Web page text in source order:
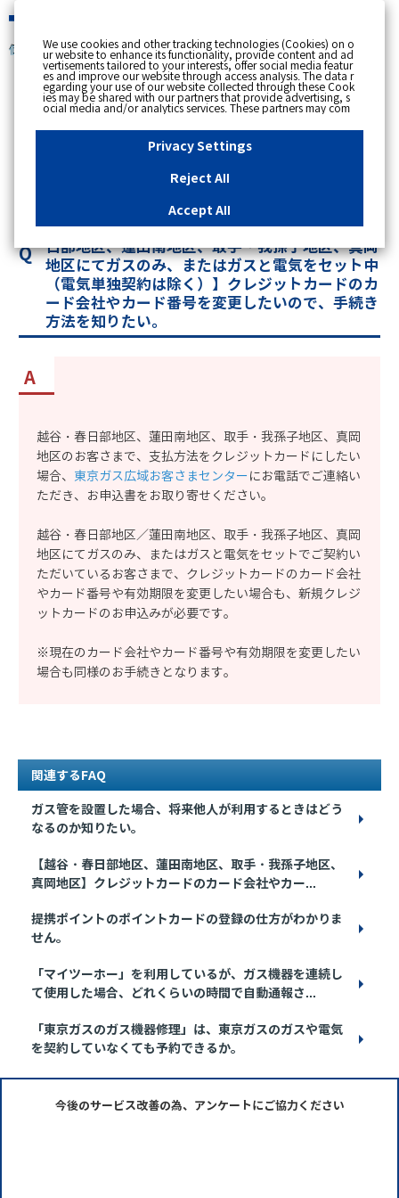
個人のお客さま
[ トップへ戻る ]
カテゴリー表示
更新日時 : 2026/06/29 14:31
【越谷・春日部地区、蓮田南地区、取手・我孫子
地区、真岡地区】支払方法をクレジットカードに
したいので、手続き方法を知りたい。【越谷・春
日部地区、蓮田南地区、取手・我孫子地区、真岡
地区にてガスのみ、またはガスと電気をセット中
（電気単独契約は除く）】クレジットカードのカ
ード会社やカード番号を変更したいので、手続き
方法を知りたい。
越谷・春日部地区、蓮田南地区、取手・我孫子地区、真岡
地区のお客さまで、支払方法をクレジットカードにしたい
場合、 東京ガス広域お客さまセンター にお電話でご連絡い
ただき、お申込書をお取り寄せください。
越谷・春日部地区／蓮田南地区、取手・我孫子地区、真岡
地区にてガスのみ、またはガスと電気をセットでご契約い
ただいているお客さまで、クレジットカードのカード会社
やカード番号や有効期限を変更したい場合も、新規クレジ
ットカードのお申込みが必要です。
※現在のカード会社やカード番号や有効期限を変更したい
場合も同様のお手続きとなります。
関連するFAQ
ガス管を設置した場合、将来他人が利用するときはどう
なるのか知りたい。
【越谷・春日部地区、蓮田南地区、取手・我孫子地区、
真岡地区】クレジットカードのカード会社やカー...
提携ポイントのポイントカードの登録の仕方がわかりま
せん。
「マイツーホー」を利用しているが、ガス機器を連続し
て使用した場合、どれくらいの時間で自動通報さ...
「東京ガスのガス機器修理」は、東京ガスのガスや電気
を契約していなくても予約できるか。
今後のサービス改善の為、アンケートにご協力ください
We use cookies and other tracking technologies (Cookies) on o
ur website to enhance its functionality, provide content and ad
vertisements tailored to your interests, offer social media featur
es and improve our website through access analysis. The data r
egarding your use of our website collected through these Cook
ies may be shared with our partners that provide advertising, s
ocial media and/or analytics services. These partners may com
bine the data shared by us with other data that you have provi
ded to them or that they have collected from your use of their s
ervices or other websites to analyse and optimise advertisemen
ts delivered to you by businesses other than us on the internet.
essary Cookies, please click "Reject All". If you agree to the use
of all Cookies, please click "Accept All". To select your preferen
u can change your consent or rejection settings at any time by c
"Privacy Settings"button on this banner or through y
our browser's "Settings". For more information regarding the pr
site, please refer to the link below.Cookies DetailsPrivacy Polic
y
Privacy Settings
Reject All
Accept All